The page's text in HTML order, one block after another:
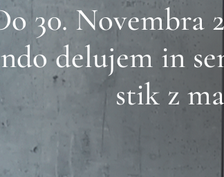
30. Novembra
delujem in
stik z